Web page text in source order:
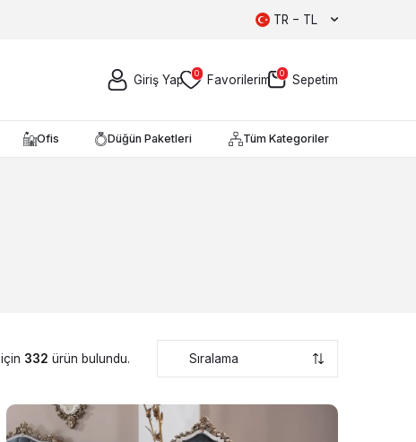
TR − TL
Giriş Yap 0 Favorilerim 0 Sepetim
Ofis Düğün Paketleri Tüm Kategoriler
için 332 ürün bulundu.